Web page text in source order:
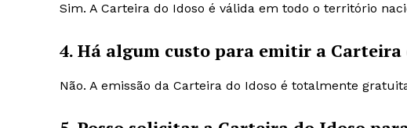
Sim. A Carteira do Idoso é válida em todo o território
4. Há algum custo para emitir a Carteira
Não. A emissão da Carteira do Idoso é totalmente